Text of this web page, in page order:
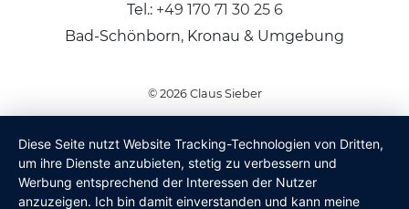
Diese Seite nutzt Website Tracking-Technologien von Dritten,
um ihre Dienste anzubieten, stetig zu verbessern und
Werbung entsprechend der Interessen der Nutzer
anzuzeigen. Ich bin damit einverstanden und kann meine
Tel.: +49 170 71 30 25 6
Bad-Schönborn, Kronau & Umgebung
© 2026 Claus Sieber